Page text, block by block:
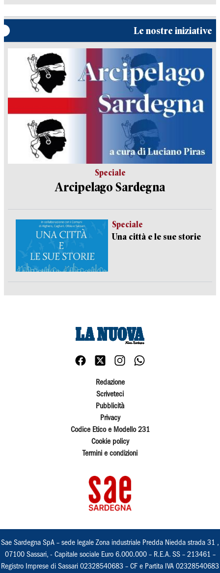
Le nostre iniziative
Speciale
Arcipelago Sardegna
Speciale
Una città e le sue storie
Redazione
Scriveteci
Pubblicità
Privacy
Codice Etico e Modello 231
Cookie policy
Termini e condizioni
Sae Sardegna SpA – sede legale Zona industriale Predda Niedda strada 31 ,
07100 Sassari, - Capitale sociale Euro 6.000.000 – R.E.A. SS – 213461 –
Registro Imprese di Sassari 02328540683 – CF e Partita IVA 02328540683